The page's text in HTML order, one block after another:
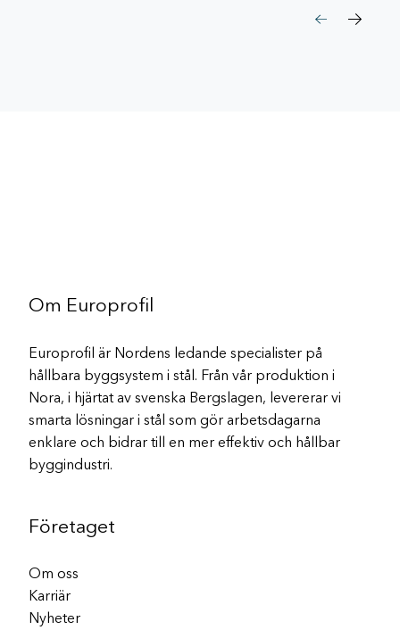
Om Europrofil
Europrofil är Nordens ledande specialister på
hållbara byggsystem i stål. Från vår produktion i
Nora, i hjärtat av svenska Bergslagen, levererar vi
smarta lösningar i stål som gör arbetsdagarna
enklare och bidrar till en mer effektiv och hållbar
byggindustri.
Företaget
Om oss
Karriär
Nyheter